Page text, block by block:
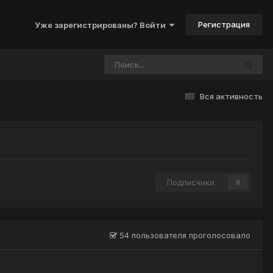
Уже зарегистрированы? Войти Регистрация
Вся активность
Подписчики 0
54 пользователя проголосовало